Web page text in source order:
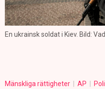
En ukrainsk soldat i Kiev. Bild:
Mänskliga rättigheter AP